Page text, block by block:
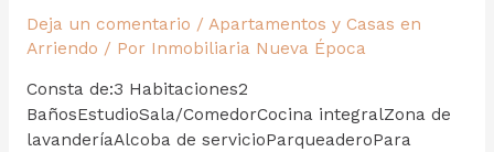
Deja un comentario / Apartamentos y Casas en
Arriendo / Por Inmobiliaria Nueva Época
Consta de:3 Habitaciones2
BañosEstudioSala/ComedorCocina integralZona de
lavanderíaAlcoba de servicioParqueaderoPara